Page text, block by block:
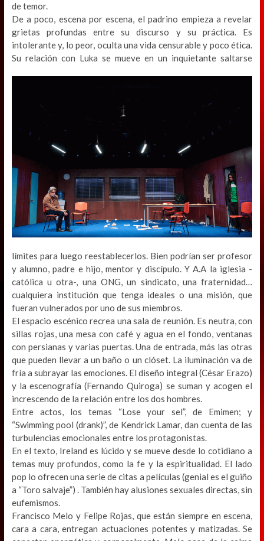
de temor.
De a poco, escena por escena, el padrino empieza a revelar
grietas profundas entre su discurso y su práctica. Es
intolerante y, lo peor, oculta una vida censurable y poco ética.
Su relación con Luka se mueve en un inquietantesaltarse
límites para luego reestablecerlos. Bien podrían ser profesor
y alumno, padre e hijo, mentor y discípulo. Y A.A la iglesia -
católica u otra-, una ONG, un sindicato, una fraternidad…
cualquiera institución que tenga ideales o una misión, que
fueran vulnerados por uno de sus miembros.
El espacio escénico recrea una sala de reunión. Es neutra, con
sillas rojas, una mesa con café y agua en el fondo, ventanas
con persianas y varias puertas. Una de entrada, más las otras
que pueden llevar a un baño o un clóset. La iluminación va de
fría a subrayar las emociones. El diseño integral (César Erazo)
y la escenografía (Fernando Quiroga) se suman y acogen el
increscendo de la relación entre los dos hombres.
Entre actos, los temas “Lose your sel”, de Emimen; y
“Swimming pool (drank)”, de Kendrick Lamar, dan cuenta de las
turbulencias emocionales entre los protagonistas.
En el texto, Ireland es lúcido y se mueve desde lo cotidiano a
temas muy profundos, como la fe y la espiritualidad. El lado
pop lo ofrecen una serie de citas a películas (genial es el guiño
a “Toro salvaje”) . También hay alusiones sexuales directas, sin
eufemismos.
Francisco Melo y Felipe Rojas, que están siempre en escena,
cara a cara, entregan actuaciones potentes y matizadas. Se